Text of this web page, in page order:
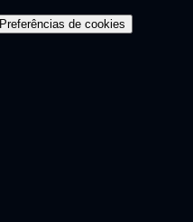
Preferências de cookies